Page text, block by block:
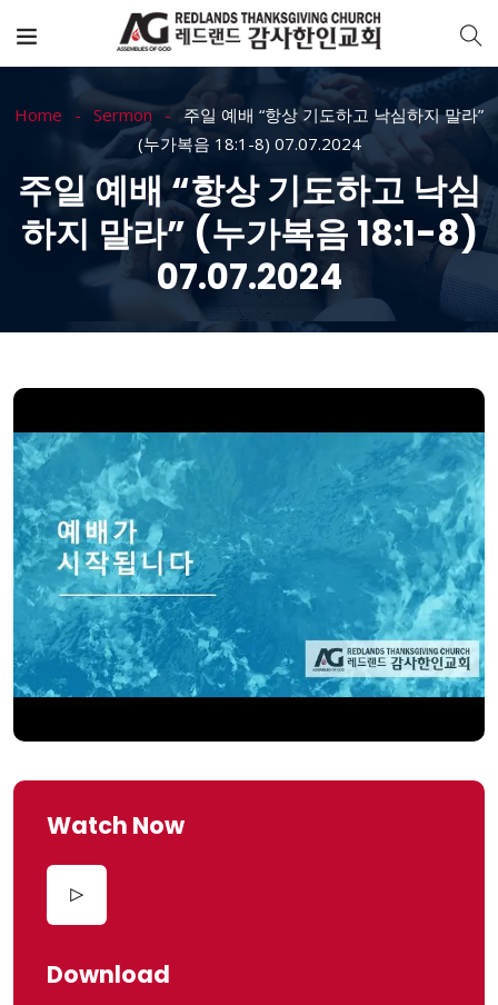
Home Sermon
주일 예배 “항상 기도하고 낙심하지 말라”
(누가복음 18:1-8) 07.07.2024
주일 예배 “항상 기도하고 낙심
하지 말라” (누가복음 18:1-8)
07.07.2024
Watch Now
Download